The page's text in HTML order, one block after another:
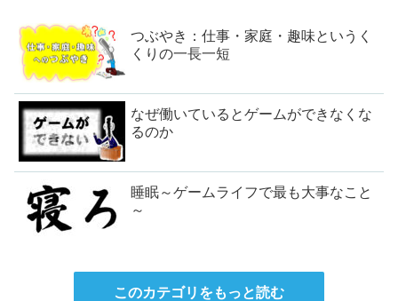
つぶやき：仕事・家庭・趣味というく
くりの一長一短
なぜ働いているとゲームができなくな
るのか
睡眠～ゲームライフで最も大事なこと
～
このカテゴリをもっと読む